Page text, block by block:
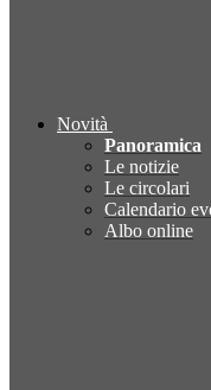
Novità
Panoramica
Le notizie
Le circolari
Calendario
Albo online